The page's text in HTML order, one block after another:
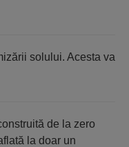
solului. Acesta va
de la zero
la doar un